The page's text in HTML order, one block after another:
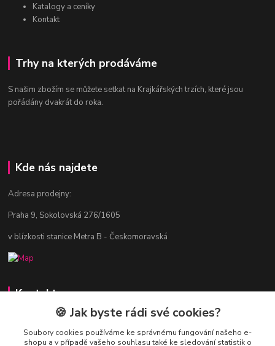
Katalogy a ceníky
Kontakt
Trhy na kterých prodáváme
S našim zbožím se můžete setkat na Krajkářských trzích, které jsou
pořádány dvakrát do roka.
Kde nás najdete
Adresa prodejny:
Praha 9, Sokolovská 276/1605
v blízkosti stanice Metra B - Českomoravská
Kontakty
Jitka Vlasáková
281 916 793
🍪 Jak byste rádi své cookies?
Soubory cookies používáme ke správnému fungování našeho e-
shopu a v případě vašeho souhlasu také ke sledování statistik o